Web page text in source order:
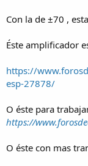
Con la de ±70 ,
Éste amplificador
https://
esp-27878/
O éste para
https://
O éste con mas